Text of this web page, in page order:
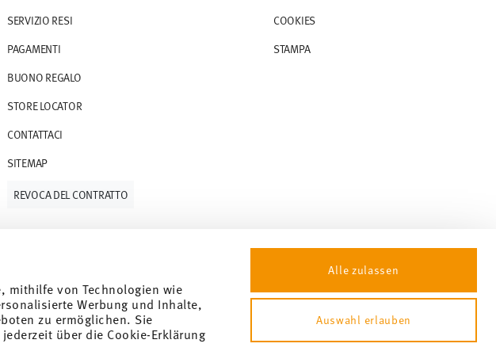
mithilfe von Technologien wie
Werbung und Inhalte,
zu ermöglichen. Sie
über die Cookie-Erklärung
Alle zulassen
Auswahl erlauben
SERVIZIO RESI
PAGAMENTI
BUONO REGALO
STORE LOCATOR
CONTATTACI
SITEMAP
COOKIES
STAMPA
REVOCA DEL CONTRATTO